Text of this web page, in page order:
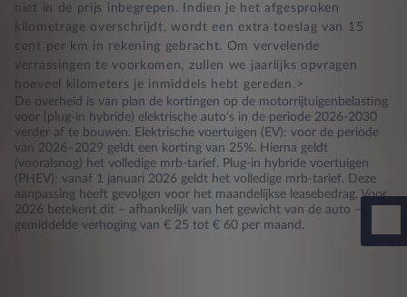
niet in de prijs inbegrepen. Indien je het afgesproken
kilometrage overschrijdt, wordt een extra toeslag van 15
cent per km in rekening gebracht. Om vervelende
verrassingen te voorkomen, zullen we jaarlijks opvragen
hoeveel kilometers je inmiddels hebt gereden.>
De overheid is van plan de kortingen op de motorrijtuigenbelasting
voor (plug-in hybride) elektrische auto’s in de periode 2026-2030
verder af te bouwen. Elektrische voertuigen (EV): voor de periode
van 2026–2029 geldt een korting van 25%. Hierna geldt
(vooralsnog) het volledige mrb-tarief. Plug-in hybride voertuigen
(PHEV): vanaf 1 januari 2026 geldt het volledige mrb-tarief. Deze
aanpassing heeft gevolgen voor het maandelijkse leasebedrag. Voor
2026 betekent dit – afhankelijk van het gewicht van de auto – een
gemiddelde verhoging van € 25 tot € 60 per maand.